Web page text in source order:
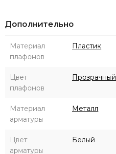
Дополнительно
Материал
плафонов
Пластик
Цвет
плафонов
Прозрачный
Материал
арматуры
Металл
Цвет
арматуры
Белый